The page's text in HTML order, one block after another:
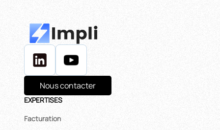
Nous contacter
EXPERTISES
Facturation